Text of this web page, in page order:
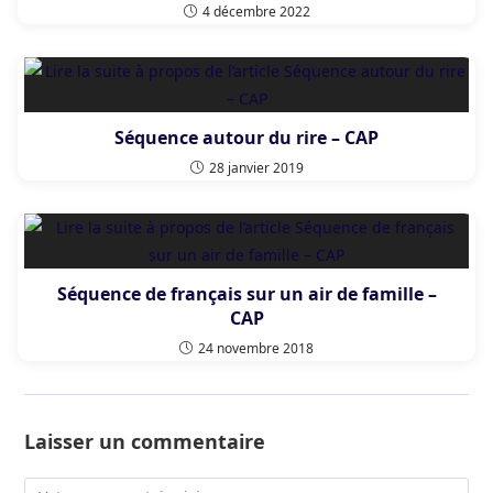
4 décembre 2022
Séquence autour du rire – CAP
28 janvier 2019
Séquence de français sur un air de famille –
CAP
24 novembre 2018
Laisser un commentaire